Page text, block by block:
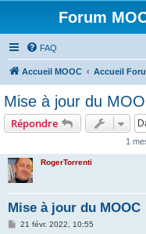
Forum
FAQ
Accueil MOOC Accueil
Mise à jour du
Répondre
1
RogerTorrenti
Mise à jour du MOOC
M21 févr. 2022, 10:55